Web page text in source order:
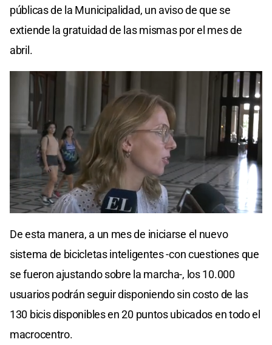
públicas de la Municipalidad, un aviso de que se
extiende la gratuidad de las mismas por el mes de
abril.
De esta manera, a un mes de iniciarse el nuevo
sistema de bicicletas inteligentes -con cuestiones que
se fueron ajustando sobre la marcha-, los 10.000
usuarios podrán seguir disponiendo sin costo de las
130 bicis disponibles en 20 puntos ubicados en todo el
macrocentro.